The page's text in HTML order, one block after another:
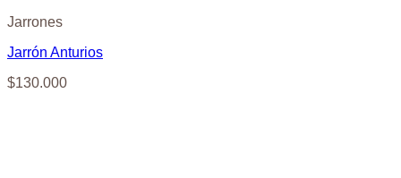
Jarrones
Jarrón Anturios
$130.000